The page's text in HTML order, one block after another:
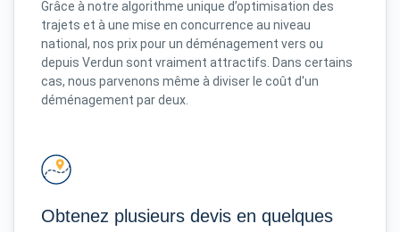
Grâce à notre algorithme unique d’optimisation des
trajets et à une mise en concurrence au niveau
national, nos prix pour un déménagement vers ou
depuis Verdun sont vraiment attractifs. Dans certains
cas, nous parvenons même à diviser le coût d'un
déménagement par deux.
Obtenez plusieurs devis en quelques